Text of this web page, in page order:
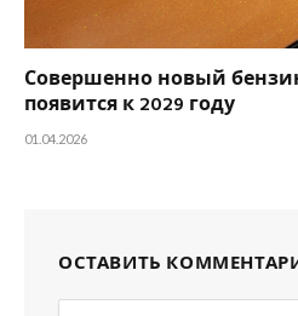
Совершенно новый
появится к 2029 году
01.04.2026
ОСТАВИТЬ